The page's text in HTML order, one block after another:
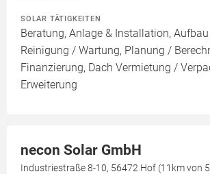
SOLAR TÄTIGKEITEN
Beratung, Anlage & Installation,
Reinigung / Wartung, Planung /
Finanzierung, Dach Vermietung /
Erweiterung
necon Solar GmbH
Industriestraße 8-10, 56472 Hof (11km von